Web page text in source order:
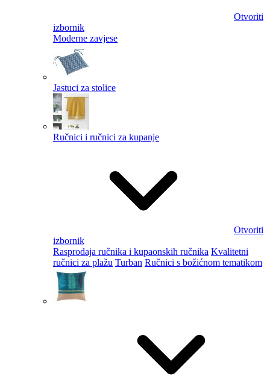
Otvoriti
izbornik
Moderne zavjese
Jastuci za stolice
Ručnici i ručnici za kupanje
Otvoriti
izbornik
Rasprodaja ručnika i kupaonskih ručnika Kvalitetni
ručnici za plažu Turban Ručnici s božićnom tematikom